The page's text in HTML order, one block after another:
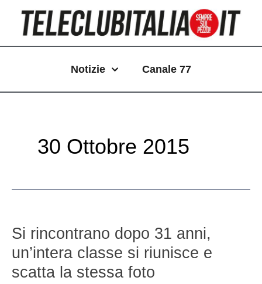
contenuto
Notizie Canale 77
30 Ottobre 2015
Si rincontrano dopo 31 anni,
un’intera classe si riunisce e
scatta la stessa foto
rincontrano
dopo
31
un’intera
articoli